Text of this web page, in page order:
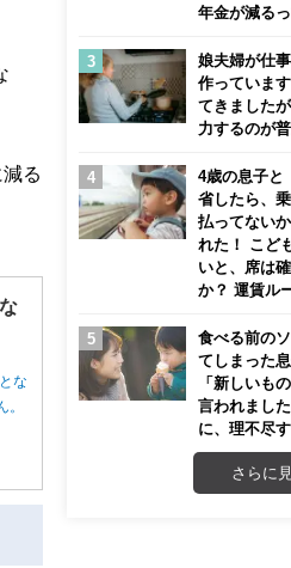
る
な
。
年金が減る
娘夫婦が仕
作っていま
てきました
力するのが
4歳の息子と
省したら、
払ってない
れた！ こど
いと、席は
か？ 運賃ル
食べる前の
てしまった
「新しいも
言われまし
に、理不尽
さらに